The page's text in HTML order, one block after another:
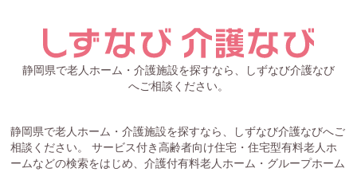
静岡県で老人ホーム・介護施設を探すなら、しずなび介護なび
へご相談ください。
静岡県で老人ホーム・介護施設を探すなら、しずなび介護なびへご
相談ください。 サービス付き高齢者向け住宅・住宅型有料老人ホ
ームなどの検索をはじめ、介護付有料老人ホーム・グループホーム